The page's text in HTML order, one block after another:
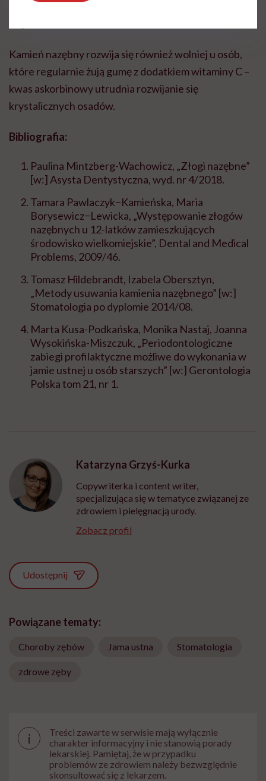
cynku.Ich skuteczność jest wówczas zdecydowanie
Kamień nazębny rozwija się również wolniej u osób,
które regularnie żują gumę z dodatkiem witaminy C –
kwas askorbinowy utrudnia rozwijanie się
krystalicznych osadów.
Bibliografia:
Paulina Mintzberg-Wachowicz, „Złogi nazębne”
[w:] Asysta Dentystyczna, wyd. nr 4/2018.
Tamara Pawlaczyk−Kamieńska, Maria
Borysewicz−Lewicka, „Występowanie złogów
nazębnych u 12-latków zamieszkujących
środowisko wielkomiejskie”, Dental and Medical
Problems, 2009/46.
Tomasz Hildebrandt, Izabela Obersztyn,
„Metody usuwania kamienia nazębnego” [w:]
Stomatologia po dyplomie 2014/08.
Marta Kusa-Podkańska, Monika Nastaj, Joanna
Wysokińska-Miszczuk, „Periodontologiczne
zabiegi profilaktyczne możliwe do wykonania w
jamie ustnej u osób starszych” [w:] Gerontologia
Polska tom 21, nr 1.
Katarzyna Grzyś-Kurka
Copywriterka i content writer,
specjalizująca się w tematyce związanej ze
zdrowiem i pielęgnacją urody.
Zobacz profil
Udostępnij
Powiązane tematy:
Choroby zębów Jama ustna Stomatologia
zdrowe zęby
i
Treści zawarte w serwisie mają wyłącznie
charakter informacyjny i nie stanowią porady
lekarskiej. Pamiętaj, że w przypadku
problemów ze zdrowiem należy bezwzględnie
skonsultować się z lekarzem.